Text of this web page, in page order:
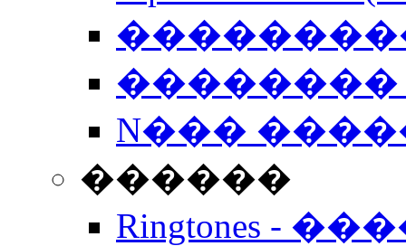
��������
N���
������
Ringtones -